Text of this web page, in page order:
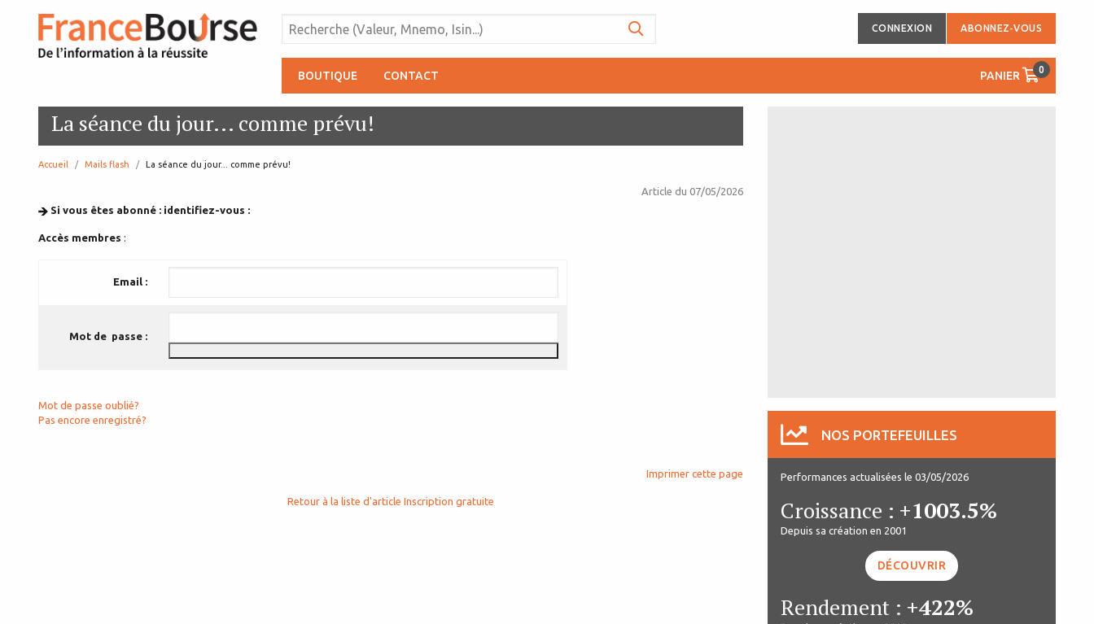
CONNEXION ABONNEZ-VOUS
BOUTIQUE CONTACT PANIER 0
La séance du jour... comme prévu!
Accueil Mails flash page:
La séance du jour... comme prévu!
Article du 07/05/2026
Si vous êtes abonné : identifiez-vous :
Accès membres :
Email :
Mot de passe :
Mot de passe oublié?
Pas encore enregistré?
Imprimer cette page
Retour à la liste d'article Inscription gratuite
NOS PORTEFEUILLES
Performances actualisées le 03/05/2026
Croissance : +1003.5%
Depuis sa création en 2001
DÉCOUVRIR
Rendement : +422%